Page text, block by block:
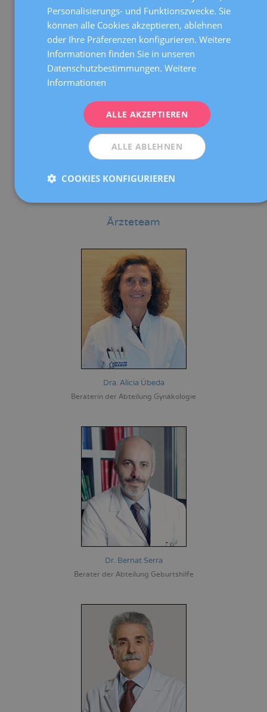
Leitung und Strategie für soziale Netzwerke
Social Media Manager
Ärzteteam
Dra. Alicia Úbeda
Beraterin der Abteilung Gynäkologie
Dr. Bernat Serra
Berater der Abteilung Geburtshilfe
DEUTSCH
Personalisierungs- und Funktionszwecke. Sie
können alle Cookies akzeptieren, ablehnen
oder Ihre Präferenzen konfigurieren. Weitere
Informationen finden Sie in unseren
Datenschutzbestimmungen. Weitere
Informationen
ALLE AKZEPTIEREN
ALLE ABLEHNEN
COOKIES KONFIGURIEREN